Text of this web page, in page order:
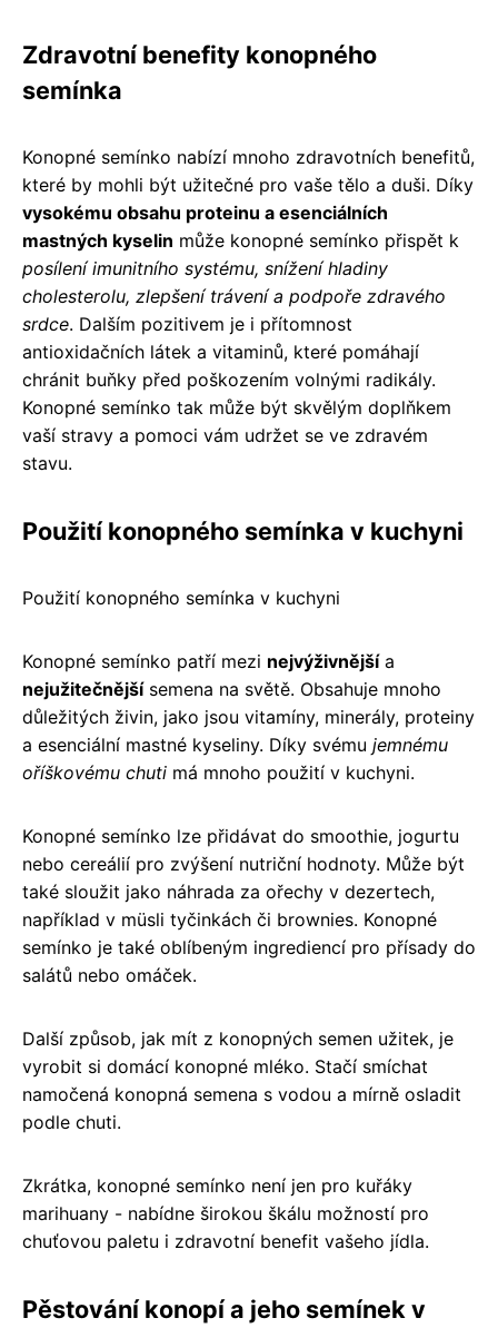
Zdravotní benefity konopného
semínka
Konopné semínko nabízí mnoho zdravotních benefitů,
které by mohli být užitečné pro vaše tělo a duši. Díky
vysokému obsahu proteinu a esenciálních
mastných kyselin může konopné semínko přispět k
posílení imunitního systému, snížení hladiny
cholesterolu, zlepšení trávení a podpoře zdravého
srdce. Dalším pozitivem je i přítomnost
antioxidačních látek a vitaminů, které pomáhají
chránit buňky před poškozením volnými radikály.
Konopné semínko tak může být skvělým doplňkem
vaší stravy a pomoci vám udržet se ve zdravém
stavu.
Použití konopného semínka v kuchyni
Použití konopného semínka v kuchyni
Konopné semínko patří mezi nejvýživnějšía
nejužitečnějšísemena na světě. Obsahuje mnoho
důležitých živin, jako jsou vitamíny, minerály, proteiny
a esenciální mastné kyseliny. Díky svému jemnému
oříškovému chuti má mnoho použití v kuchyni.
Konopné semínko lze přidávat do smoothie, jogurtu
nebo cereálií pro zvýšení nutriční hodnoty. Může být
také sloužit jako náhrada za ořechy v dezertech,
například v müsli tyčinkách či brownies. Konopné
semínko je také oblíbeným ingrediencí pro přísady do
salátů nebo omáček.
Další způsob, jak mít z konopných semen užitek, je
vyrobit si domácí konopné mléko. Stačí smíchat
namočená konopná semena s vodou a mírně osladit
podle chuti.
Zkrátka, konopné semínko není jen pro kuřáky
marihuany - nabídne širokou škálu možností pro
chuťovou paletu i zdravotní benefit vašeho jídla.
Pěstování konopí a jeho semínek v